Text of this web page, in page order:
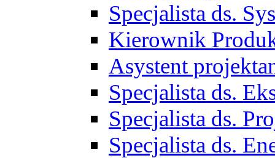
Specjalista ds.
Kierownik
Asystent
Specjalista ds.
Specjalista ds.
Specjalista ds.